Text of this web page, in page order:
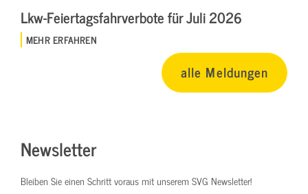
Lkw-Feiertagsfahrverbote für Juli 2026
MEHR ERFAHREN
alle Meldungen
Newsletter
Bleiben Sie einen Schritt voraus mit unserem SVG Newsletter!